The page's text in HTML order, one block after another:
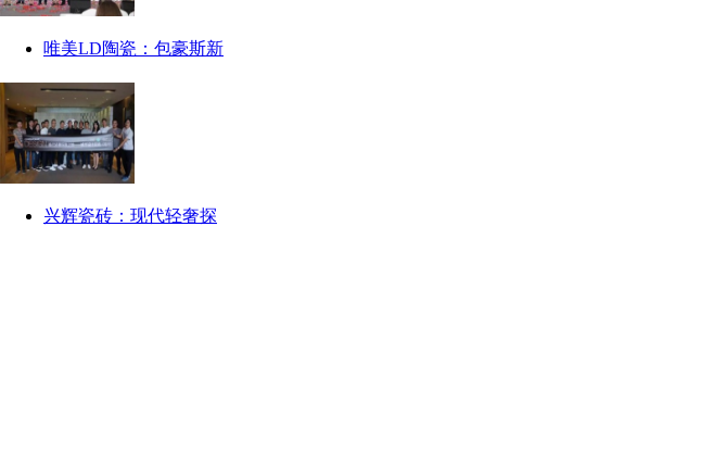
唯美LD陶瓷：包豪斯新
兴辉瓷砖：现代轻奢探